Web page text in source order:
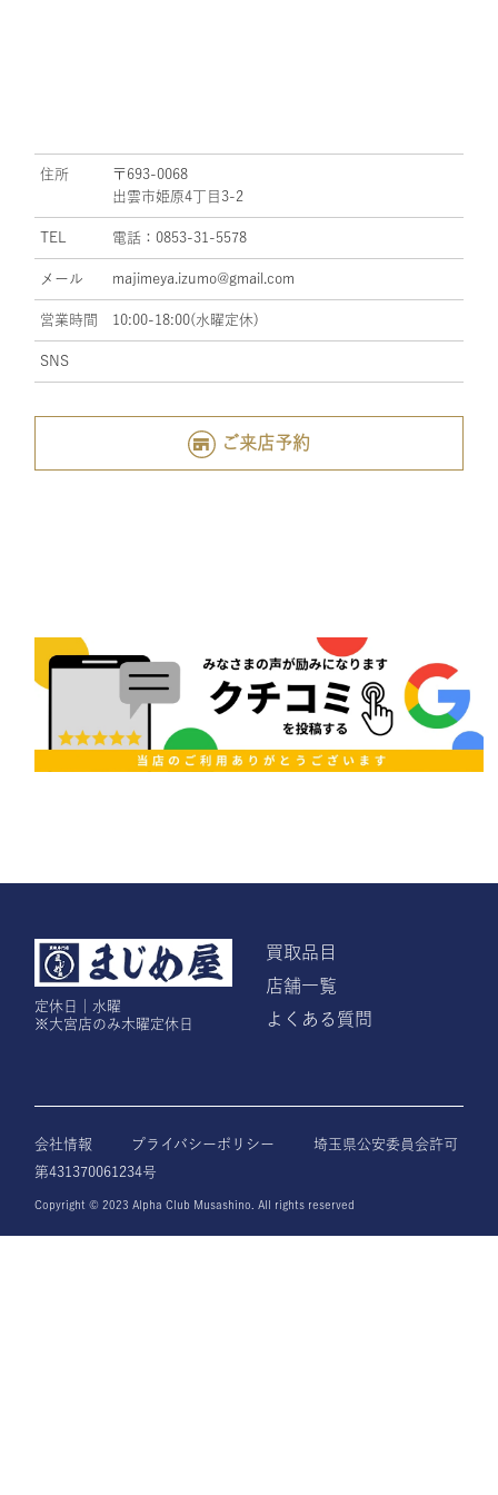
住所
〒693-0068
出雲市姫原4丁目3-2
TEL 電話：0853-31-5578
メール majimeya.izumo@gmail.com
営業時間 10:00-18:00(水曜定休)
SNS
ご来店予約
定休日｜水曜
※大宮店のみ木曜定休日
買取品目
店舗一覧
よくある質問
会社情報 プライバシーポリシー
埼玉県公安委員会許可
第431370061234号
Copyright © 2023 Alpha Club Musashino. All rights reserved